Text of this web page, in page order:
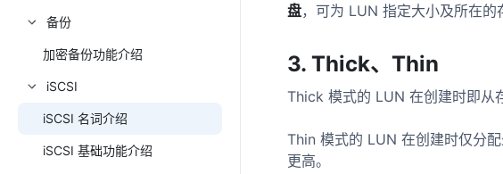
Rockchip 瑞芯微系列 eMMC USB 线刷教程
Rockchip 瑞芯微系列 TF 卡刷教程
Amlogic 利用 USB U盘刷机教程
备份
加密备份功能介绍
iSCSI
iSCSI 名词介绍
iSCSI 基础功能介绍
盘，可为 LUN 指定大小及所在的
3. Thick、Thin
Thick 模式的 LUN 在创建时即从
Thin 模式的 LUN 在创建时仅分
更高。